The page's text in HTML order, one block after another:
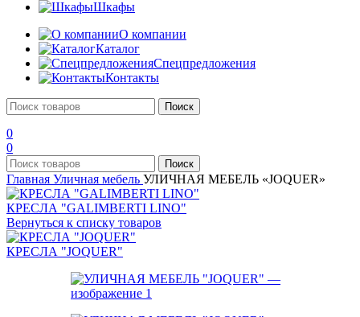
Шкафы
О компании
Каталог
Спецпредложения
Контакты
Поиск
0
0
Поиск
Главная Уличная мебель УЛИЧНАЯ МЕБЕЛЬ «JOQUER»
КРЕСЛА "GALIMBERTI LINO"
Вернуться к списку товаров
КРЕСЛА "JOQUER"